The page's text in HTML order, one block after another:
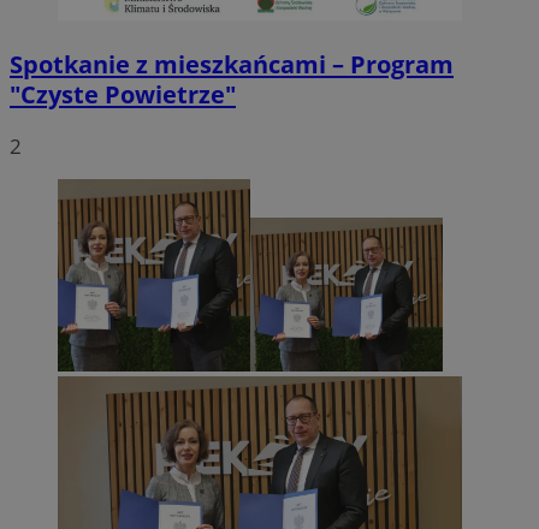
Spotkanie z mieszkańcami – Program
"Czyste Powietrze"
2